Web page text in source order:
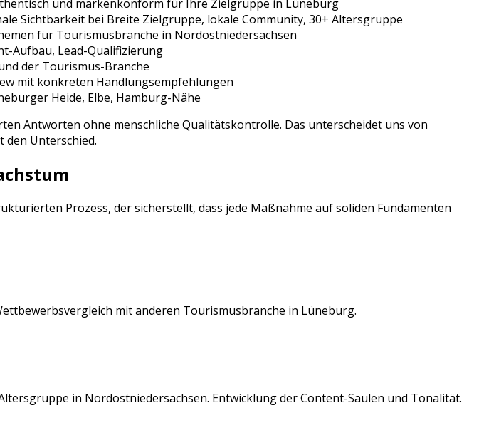
und markenkonform für Ihre Zielgruppe in Lüneburg
Sichtbarkeit bei Breite Zielgruppe, lokale Community, 30+ Altersgruppe
für Tourismusbranche in Nordostniedersachsen
Aufbau, Lead-Qualifizierung
der Tourismus-Branche
mit konkreten Handlungsempfehlungen
Heide, Elbe, Hamburg-Nähe
Antworten ohne menschliche Qualitätskontrolle. Das unterscheidet uns von
den Unterschied.
Prozess, der sicherstellt, dass jede Maßnahme auf soliden Fundamenten
mit anderen Tourismusbranche in Lüneburg.
in Nordostniedersachsen. Entwicklung der Content-Säulen und Tonalität.